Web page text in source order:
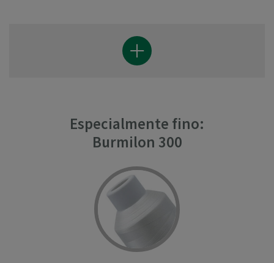
Especialmente fino:
Burmilon 300